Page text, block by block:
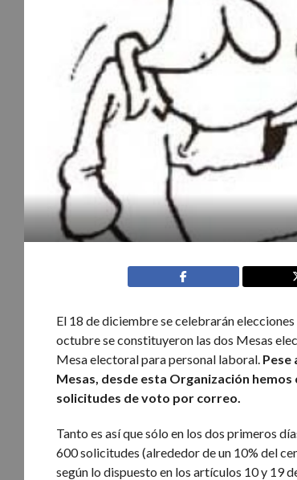
El 18 de diciembre se celebrarán
octubre se constituyeron las dos Mesas
Mesa electoral para personal laboral. Pese
Mesas, desde esta Organización
solicitudes de voto por correo.
Tanto es así que sólo en los dos primeros
600 solicitudes (alrededor de un 10% del
según lo dispuesto en los artículos 10 y 19